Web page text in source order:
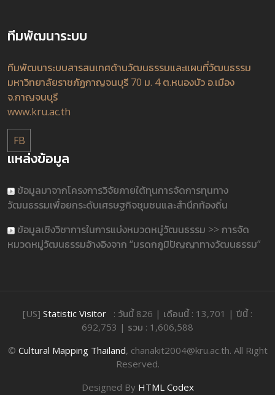
ทีมพัฒนาระบบ
ทีมพัฒนาระบบสารสนเทศด้านวัฒนธรรมและแผนที่วัฒนธรรม
มหาวิทยาลัยราชภัฏกาญจนบุรี 70 ม. 4 ต.หนองบัว อ.เมือง
จ.กาญจนบุรี
www.kru.ac.th
FB
แหล่งข้อมูล
ข้อมูลมาจากโครงการวิจัยภายใต้ทุนการจัดการทุนทาง
วัฒนธรรมเพื่อยกระดับเศรษฐกิจชุมชนและสำนึกท้องถิ่น
ข้อมูลเชิงวิชาการในการแบ่งหมวดหมู่วัฒนธรรม >> การจัด
หมวดหมู่วัฒนธรรมอ้างอิงจาก “มรดกภูมิปัญญาทางวัฒนธรรม”
[US] Statistic Visitor : วันนี้ 826 | เดือนนี้ : 13,701 | ปีนี้ :
692,753 | รวม : 1,606,588
© Cultural Mapping Thailand, chanakit2004@kru.ac.th. All Right
Reserved.
Designed By HTML Codex